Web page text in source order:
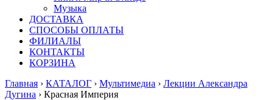
Музыка
ДОСТАВКА
СПОСОБЫ ОПЛАТЫ
ФИЛИАЛЫ
КОНТАКТЫ
КОРЗИНА
Главная › КАТАЛОГ › Мультимедиа › Лекции Александра
Дугина › Красная Империя